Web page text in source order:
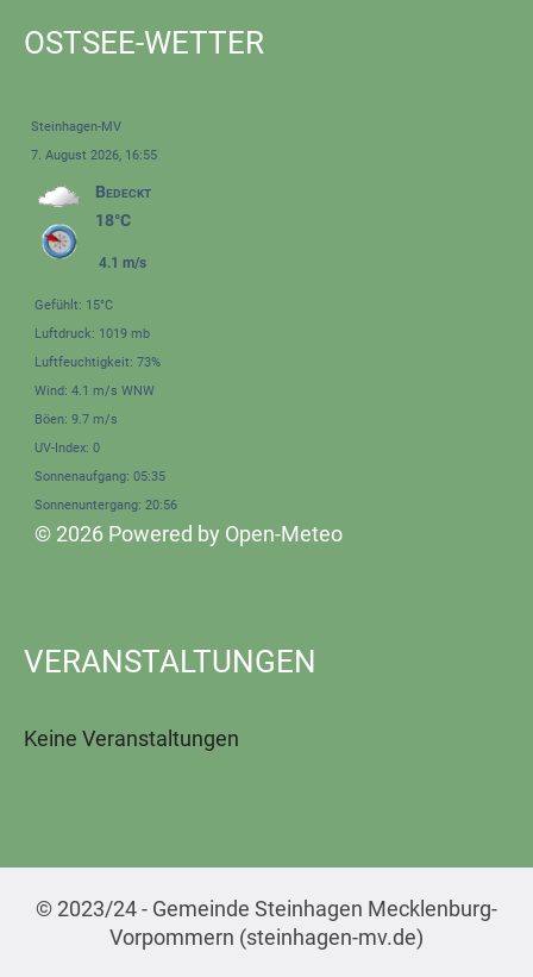
OSTSEE-WETTER
Steinhagen-MV
7. August 2026, 16:55
Bedeckt
18°C
4.1 m/s
Gefühlt: 15°C
Luftdruck: 1019 mb
Luftfeuchtigkeit: 73%
Wind: 4.1 m/s WNW
Böen: 9.7 m/s
UV-Index: 0
Sonnenaufgang: 05:35
Sonnenuntergang: 20:56
© 2026 Powered by Open-Meteo
VERANSTALTUNGEN
Keine Veranstaltungen
© 2023/24 - Gemeinde Steinhagen Mecklenburg-
Vorpommern (steinhagen-mv.de)